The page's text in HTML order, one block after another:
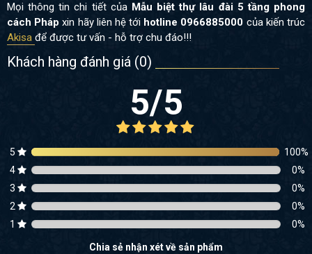
Mọi thông tin chi tiết của Mẫu biệt thự lâu đài 5 tầng phong
cách Pháp xin hãy liên hệ tới hotline 0966885000 của kiến trúc
Akisa để được tư vấn - hỗ trợ chu đáo!!!
Khách hàng đánh giá (0)
5/5
5 100%
4
0%
3
0%
2
0%
1
0%
Chia sẻ nhận xét về sản phẩm